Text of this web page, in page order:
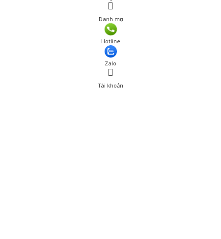
Danh mục
Hotline
Zalo
Tài khoản